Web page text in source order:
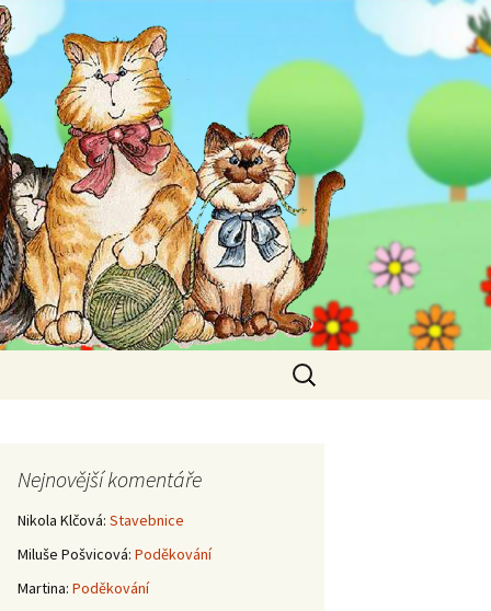
Vyhledávání
Nejnovější komentáře
Nikola Klčová: Stavebnice
Miluše Pošvicová: Poděkování
Martina: Poděkování